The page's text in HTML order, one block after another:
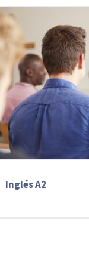
Inglés A2